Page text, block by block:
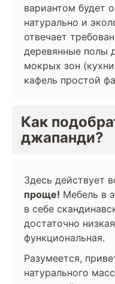
вариантом будет
натурально и
отвечает
деревянные полы
мокрых зон
кафель простой
Как
джапанди?
Здесь действует
проще! Мебель в
в себе
достаточно
функциональная.
Разумеется,
натурального